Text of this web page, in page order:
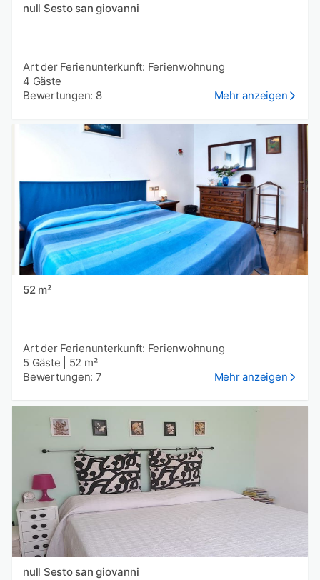
null Sesto san giovanni
Art der Ferienunterkunft: Ferienwohnung
4 Gäste
Bewertungen: 8
Mehr anzeigen
52 m²
Art der Ferienunterkunft: Ferienwohnung
5 Gäste
52 m²
Bewertungen: 7
Mehr anzeigen
null Sesto san giovanni